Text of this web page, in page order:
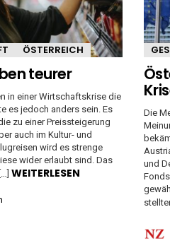
ÖSTERREICH
teurer
in einer Wirtschaftskrise die
es jedoch anders sein. Es
zu einer Preissteigerung
auch im Kultur- und
wird es strenge
wider erlaubt sind. Das
WEITERLESEN
Die
und